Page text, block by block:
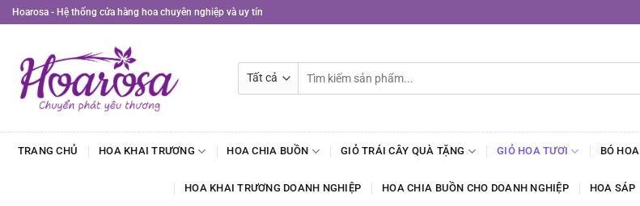
Bỏ
qua
dung
Hoarosa - Hệ thống cửa hàng hoa chuyên nghiệp và uy tín
kiếm:
TRANG CHỦ HOA KHAI TRƯƠNG HOA CHIA BUỒN GIỎ TRÁI CÂY QUÀ TẶNG GIỎ HOA TƯƠI BÓ HOA
HOA KHAI TRƯƠNG DOANH NGHIỆP HOA CHIA BUỒN CHO DOANH NGHIỆP HOA SÁP